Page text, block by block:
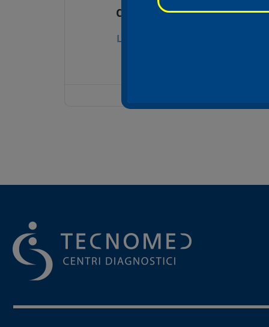
del viso
Leggi tutto